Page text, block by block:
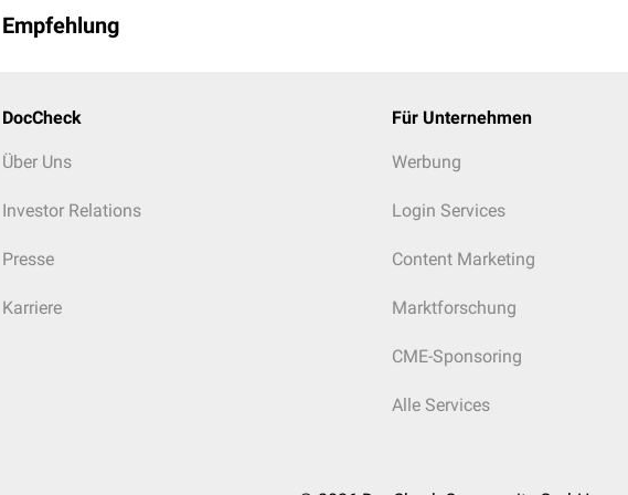
Empfehlung
DocCheck
Über Uns
Investor Relations
Presse
Karriere
Für Unternehmen
Werbung
Login Services
Content Marketing
Marktforschung
CME-Sponsoring
Alle Services